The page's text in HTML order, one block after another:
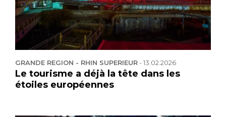
GRANDE REGION - RHIN SUPERIEUR-13.02.2026
Le tourisme a déjà la tête dans les
étoiles européennes